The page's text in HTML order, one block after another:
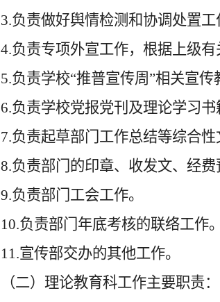
3.负责做好舆情检测和协调处置
4.负责专项外宣工作，根据上级
5.负责学校“推普宣传周”相关宣传
6.负责学校党报党刊及理论学习书
7.负责起草部门工作总结等综合
8.负责部门的印章、收发文、经
9.负责部门工会工作。
10.负责部门年底考核的联络工作。
11.宣传部交办的其他工作。
（二）理论教育科工作主要职责：